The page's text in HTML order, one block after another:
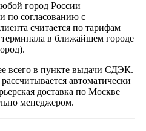
город России
по согласованию с
считается по тарифам
в ближайшем городе
всего в пункте выдачи СДЭК.
автоматически
доставка по Москве
менеджером.